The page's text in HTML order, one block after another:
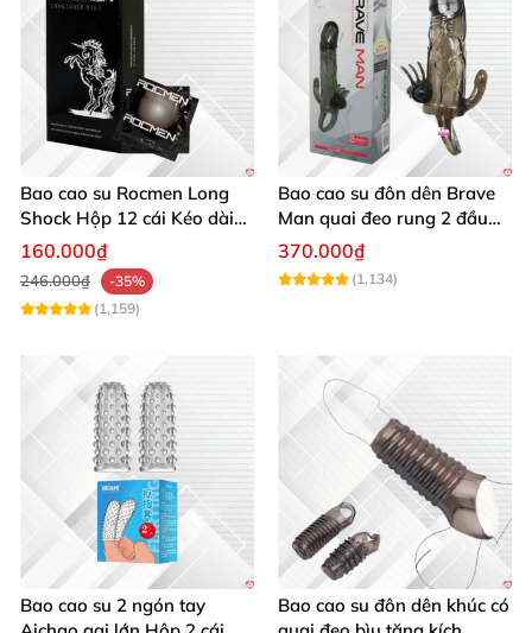
Bao cao su Rocmen Long
Shock Hộp 12 cái Kéo dài
cực khoái an toàn
160.000₫
246.000₫
-35%
(1,159)
Bao cao su đôn dên Brave
Man quai đeo rung 2 đầu
tăng khoái cảm cực đỉnh
370.000₫
(1,134)
Bao cao su 2 ngón tay
Bao cao su đôn dên khúc có